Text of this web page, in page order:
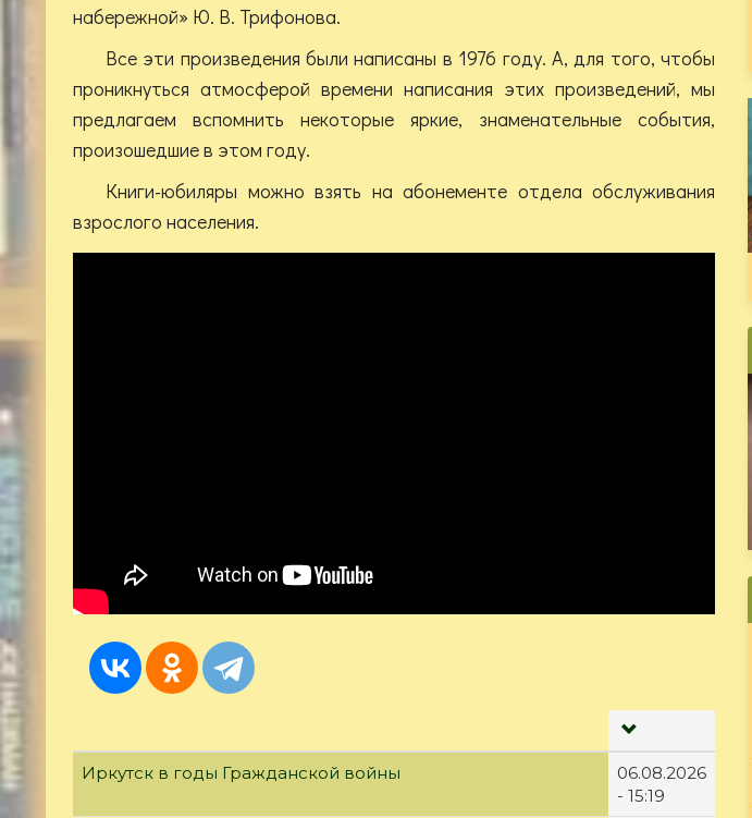
набережной» Ю. В. Трифонова.
Все эти произведения были написаны в 1976 году. А, для того, чтобы
проникнуться атмосферой времени написания этих произведений, мы
предлагаем вспомнить некоторые яркие, знаменательные события,
произошедшие в этом году.
Книги-юбиляры можно взять на абонементе отдела обслуживания
взрослого населения.
Иркутск в годы Гражданской войны
06.08.2026
- 15:19